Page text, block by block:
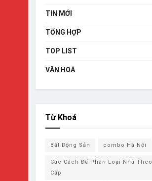
TIN MỚI
TỔNG HỢP
TOP LIST
VĂN HOÁ
Từ Khoá
Bất Động Sản combo Hà Nội
Các Cách Để Phân Loại Nhà Theo
Cấp